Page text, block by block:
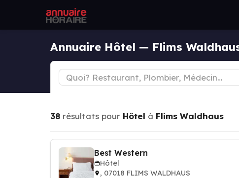
Annuaire Hôtel — Flims
38 résultats pour Hôtel à Flims Waldhaus
Best Western
Hôtel
, 07018 FLIMS WALDHAUS